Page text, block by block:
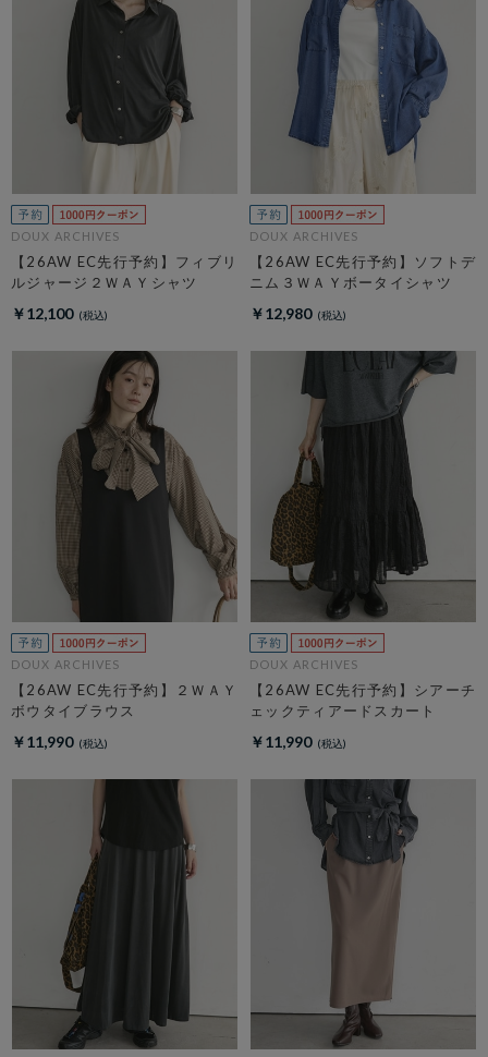
DOUX ARCHIVES
【26AW EC先行予約】フィブリ
ルジャージ２ＷＡＹシャツ
￥12,100
DOUX ARCHIVES
【26AW EC先行予約】ソフトデ
ニム３ＷＡＹボータイシャツ
￥12,980
DOUX ARCHIVES
【26AW EC先行予約】２ＷＡＹ
ボウタイブラウス
￥11,990
DOUX ARCHIVES
【26AW EC先行予約】シアーチ
ェックティアードスカート
￥11,990